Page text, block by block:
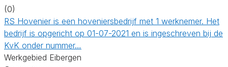
(0)
RS Hovenier is een hoveniersbedrijf met 1 werknemer. Het
bedrijf is opgericht op 01-07-2021 en is ingeschreven bij de
KvK onder nummer…
Werkgebied Eibergen